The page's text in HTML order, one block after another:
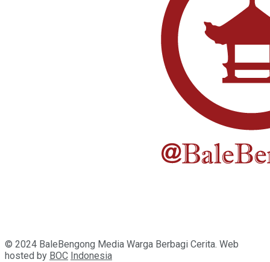
© 2024 BaleBengong Media Warga Berbagi Cerita. Web
hosted by BOC Indonesia